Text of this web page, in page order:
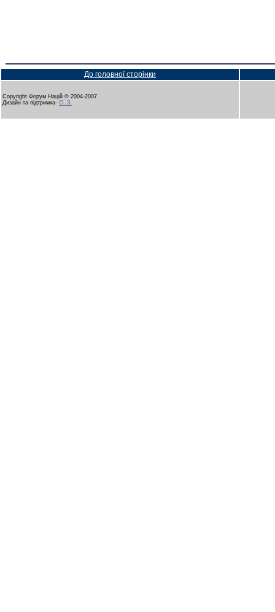
До головної сторінки
Copyright Форум Націй © 2004-2007
Дизайн та підтримка- О. З.